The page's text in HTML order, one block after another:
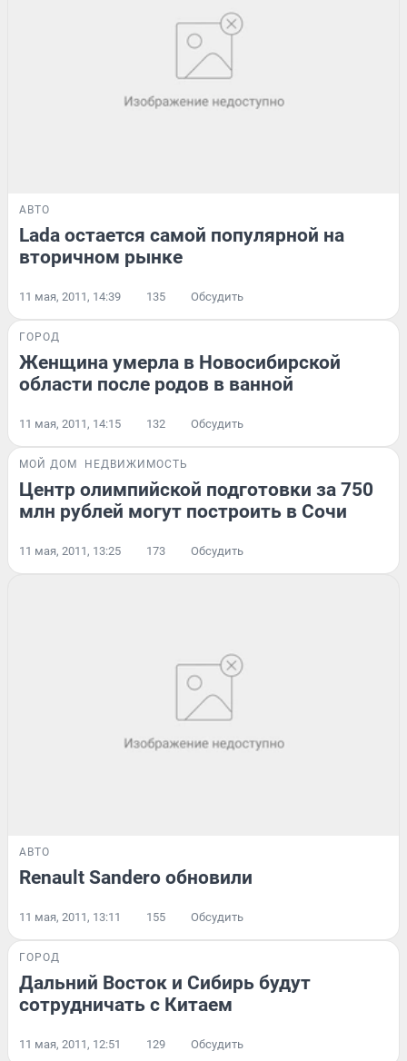
АВТО
Lada остается самой популярной на
вторичном рынке
11 мая, 2011, 14:39 135 Обсудить
ГОРОД
Женщина умерла в Новосибирской
области после родов в ванной
11 мая, 2011, 14:15 132 Обсудить
МОЙ ДОМ НЕДВИЖИМОСТЬ
Центр олимпийской подготовки за 750
млн рублей могут построить в Сочи
11 мая, 2011, 13:25 173 Обсудить
АВТО
Renault Sandero обновили
11 мая, 2011, 13:11 155 Обсудить
ГОРОД
Дальний Восток и Сибирь будут
сотрудничать с Китаем
11 мая, 2011, 12:51 129 Обсудить